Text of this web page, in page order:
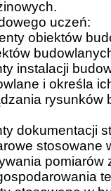
uczeń:
obiektów
instalacji
i określa
rysunków
dokumentacji
stosowane